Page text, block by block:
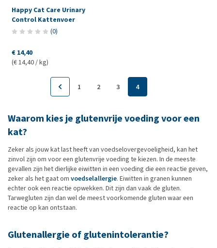
Happy Cat Care Urinary
Control Kattenvoer
(0)
€ 14,40
(€ 14,40 / kg)
1 2 3 4
Waarom kies je glutenvrije voeding voor een
kat?
Zeker als jouw kat last heeft van voedselovergevoeligheid, kan het
zinvol zijn om voor een glutenvrije voeding te kiezen. In de meeste
gevallen zijn het dierlijke eiwitten in een voeding die een reactie geven,
zeker als het gaat om voedselallergie. Eiwitten in granen kunnen
echter ook een reactie opwekken. Dit zijn dan vaak de gluten.
Tarwegluten zijn dan wel de meest voorkomende gluten waar een
reactie op kan ontstaan.
Glutenallergie of glutenintolerantie?